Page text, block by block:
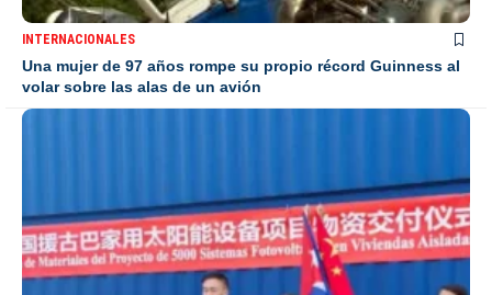
INTERNACIONALES
Una mujer de 97 años rompe su propio récord Guinness al
volar sobre las alas de un avión